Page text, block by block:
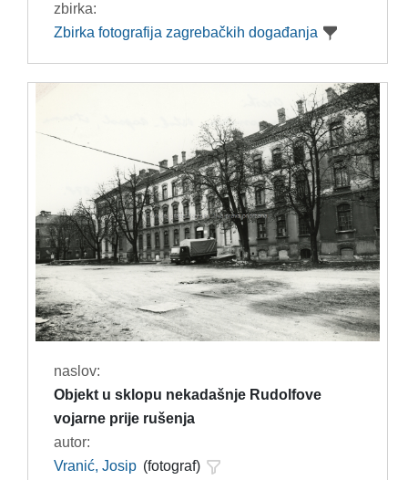
zbirka:
Zbirka fotografija zagrebačkih događanja
naslov:
Objekt u sklopu nekadašnje Rudolfove
vojarne prije rušenja
autor:
Vranić, Josip (fotograf)